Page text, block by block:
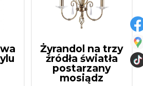
Żyrandol na trzy
źródła światła
postarzany
mosiądz